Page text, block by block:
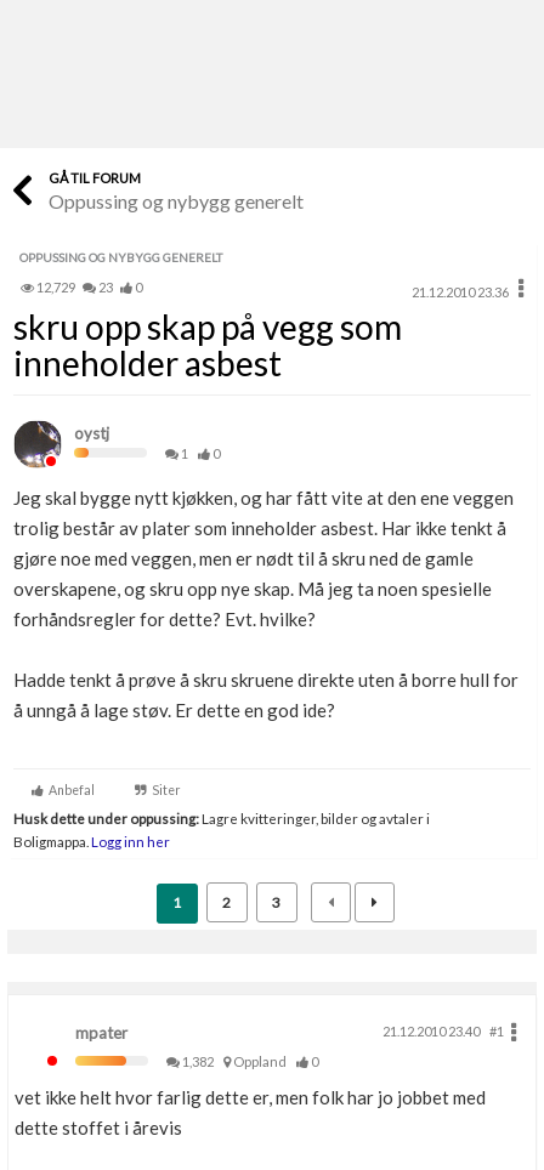
Finn håndverkere
Papirer som mangler
Skaff dokumentasjon som mangler
Se din bolig? Klikk her
Boligmappa+
Få mer ut av Boligmappa
Nytt
GÅ TIL FORUM
Oppussing og nybygg generelt
OPPUSSING OG NYBYGG GENERELT
12,729 23 0 21.12.2010 23.36
skru opp skap på vegg som
inneholder asbest
oystj
1 0
Jeg skal bygge nytt kjøkken, og har fått vite at den ene veggen
trolig består av plater som inneholder asbest. Har ikke tenkt å
gjøre noe med veggen, men er nødt til å skru ned de gamle
overskapene, og skru opp nye skap. Må jeg ta noen spesielle
forhåndsregler for dette? Evt. hvilke?
Hadde tenkt å prøve å skru skruene direkte uten å borre hull for
å unngå å lage støv. Er dette en god ide?
Anbefal Siter
Husk dette under oppussing:Lagre kvitteringer, bilder og avtaler i
Boligmappa. Logg inn her
1 2 3
mpater 21.12.2010 23.40
#1
1,382
Oppland 0
vet ikke helt hvor farlig dette er, men folk har jo jobbet med
dette stoffet i årevis